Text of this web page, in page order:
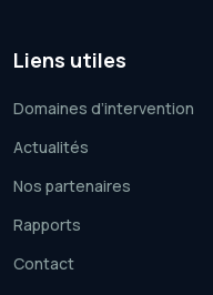
Liens utiles
Domaines d’intervention
Actualités
Nos partenaires
Rapports
Contact